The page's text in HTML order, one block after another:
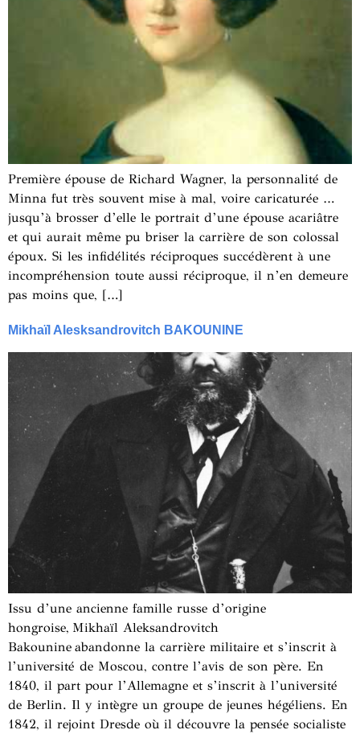
Première épouse de Richard Wagner, la personnalité de
Minna fut très souvent mise à mal, voire caricaturée …
jusqu’à brosser d’elle le portrait d’une épouse acariâtre
et qui aurait même pu briser la carrière de son colossal
époux. Si les infidélités réciproques succédèrent à une
incompréhension toute aussi réciproque, il n’en demeure
pas moins que, […]
Mikhaïl Alesksandrovitch BAKOUNINE
Issu d’une ancienne famille russe d’origine
hongroise, Mikhaïl Aleksandrovitch
Bakounine abandonne la carrière militaire et s’inscrit à
l’université de Moscou, contre l’avis de son père. En
1840, il part pour l’Allemagne et s’inscrit à l’université
de Berlin. Il y intègre un groupe de jeunes hégéliens. En
1842, il rejoint Dresde où il découvre la pensée socialiste